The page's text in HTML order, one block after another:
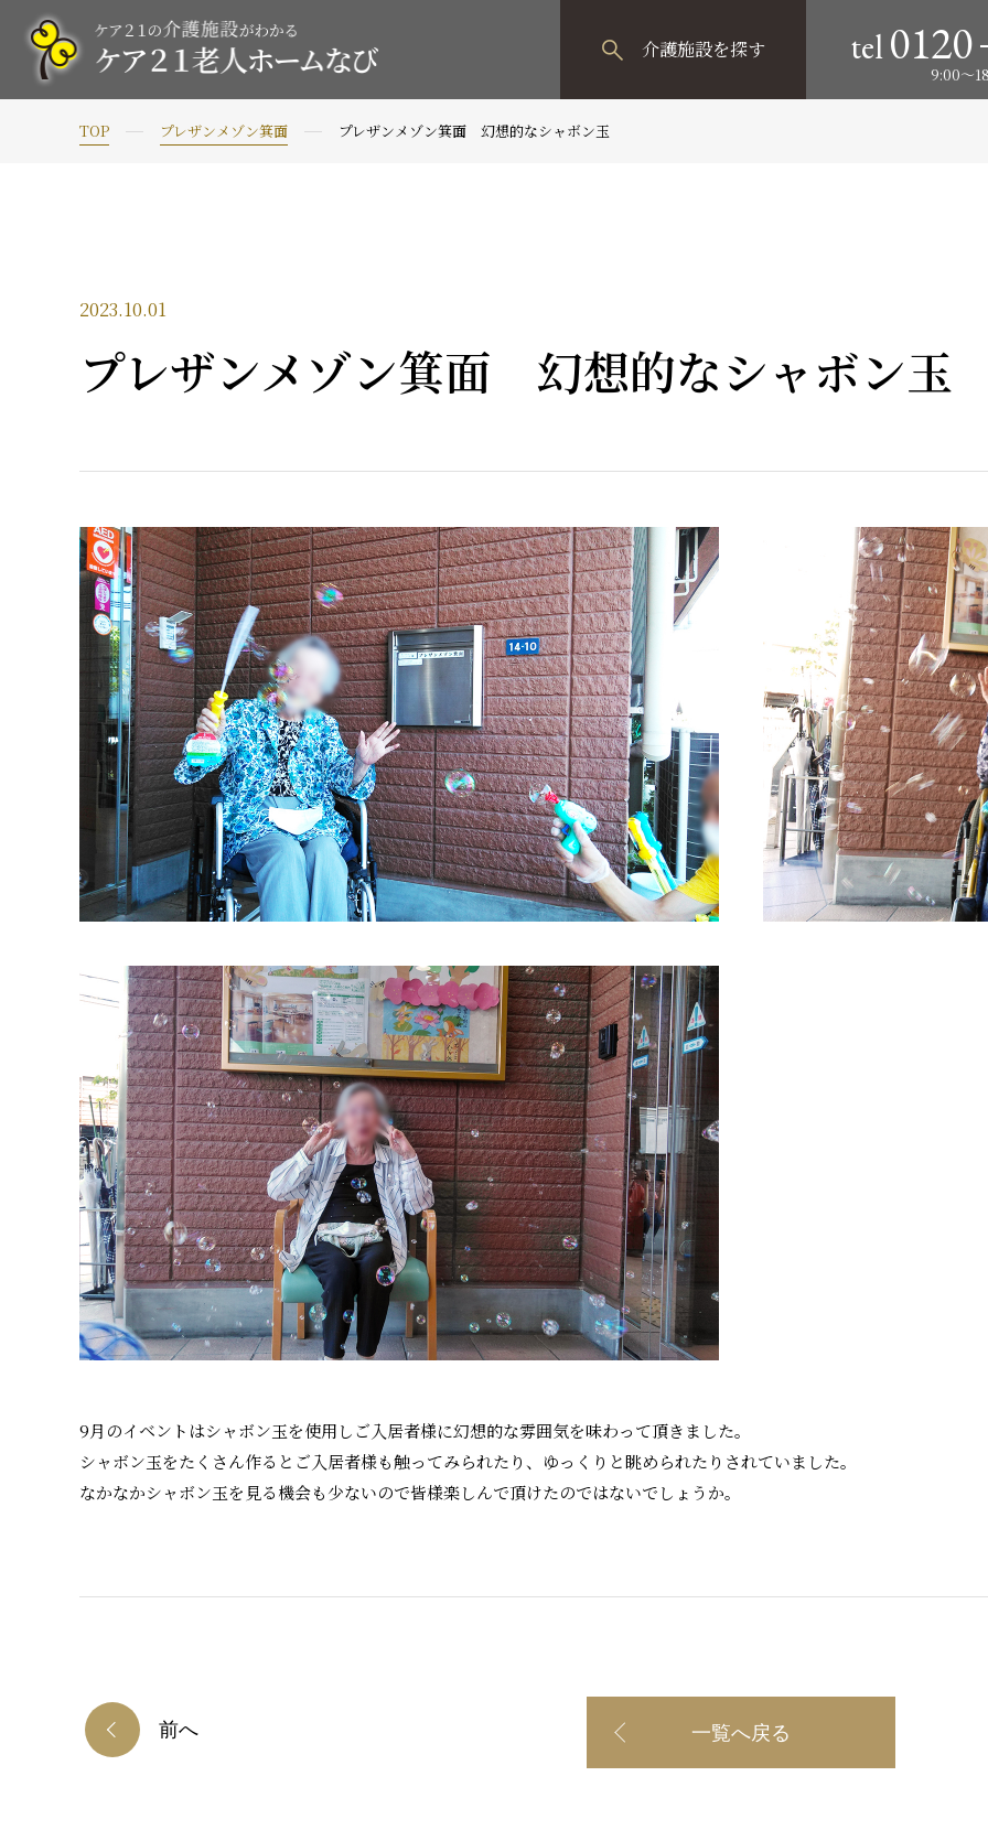
介護施設を探す tel0120
9:00～
TOP プレザンメゾン箕面 プレザンメゾン箕面 幻想的なシャボン玉
2023.10.01
プレザンメゾン箕面 幻想的なシャボン玉
9月のイベントはシャボン玉を使用しご入居者様に幻想的な雰囲気を味わって頂きました。
シャボン玉をたくさん作るとご入居者様も触ってみられたり、ゆっくりと眺められたりされていました。
なかなかシャボン玉を見る機会も少ないので皆様楽しんで頂けたのではないでしょうか。
前へ 一覧へ戻る